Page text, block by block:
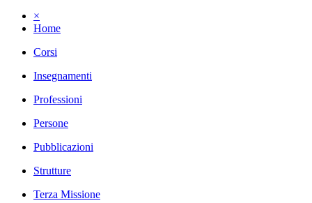
×
Home
Corsi
Insegnamenti
Professioni
Persone
Pubblicazioni
Strutture
Terza Missione